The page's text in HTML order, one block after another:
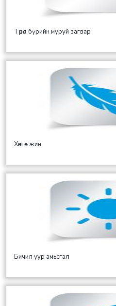
Төрөл бүрийн муруй загвар
Хөнгөн жин
Бичил уур амьсгал